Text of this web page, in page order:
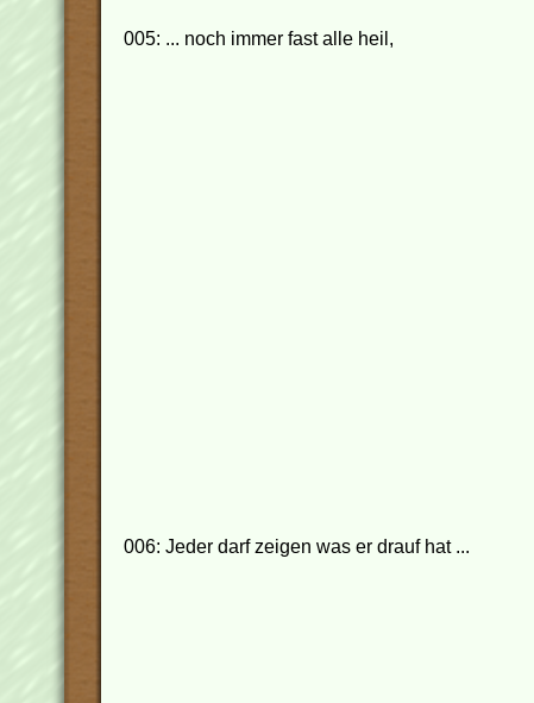
005: ... noch immer fast alle heil,
006: Jeder darf zeigen was er drauf hat ...